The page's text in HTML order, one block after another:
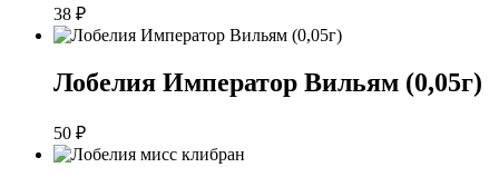
38 ₽
Лобелия Император Вильям (0,05г)
50 ₽